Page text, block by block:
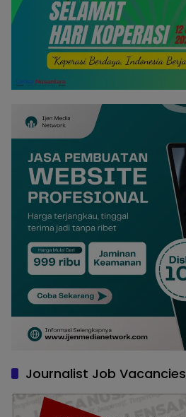
Journalist Job Vacancies